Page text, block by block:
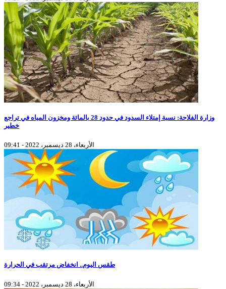
وزارة الفلاحة: نسبة إمتلاء السدود في حدود 28 بالمائة ومخزون المياه في تراجع
خطير
الأربعاء، 28 ديسمبر، 2022 - 09:41
طقس اليوم.. انخفاض مرتقب في الحرارة
الأربعاء، 28 ديسمبر، 2022 - 09:34